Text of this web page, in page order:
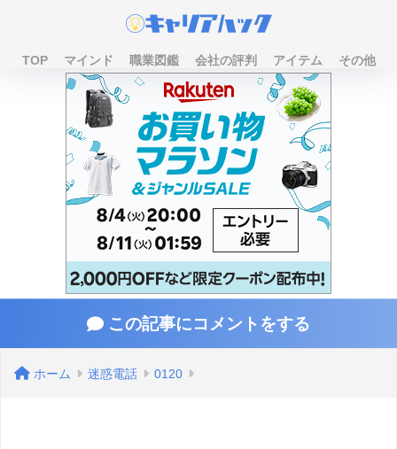
TOP マインド 職業図鑑 会社の評判 アイテム その他
この記事にコメントをする
ホーム 迷惑電話 0120